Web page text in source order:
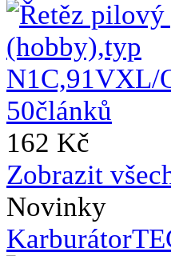
162 Kč
Zobrazit
Novinky